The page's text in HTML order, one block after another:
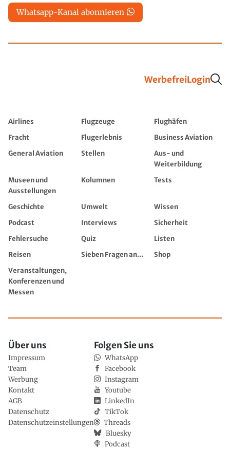
Whatsapp-Kanal abonnieren
WerbefreiLogin
Airlines Flugzeuge
Flughäfen
Fracht
Flugerlebnis
Business Aviation
General Aviation
Stellen
Aus- und
Weiterbildung
Museen und
Ausstellungen
Kolumnen Tests
Geschichte Umwelt
Wissen
Podcast
Interviews
Sicherheit
Fehlersuche
Quiz
Listen
Reisen
Sieben Fragen an...
Shop
Veranstaltungen,
Konferenzen und
Messen
Über uns
Impressum
Team
Werbung
Kontakt
AGB
Datenschutz
Datenschutzeinstellungen
Folgen Sie uns
WhatsApp
Facebook
Instagram
Youtube
LinkedIn
TikTok
Threads
Bluesky
Podcast